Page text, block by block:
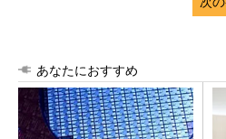
あなたにおすすめ